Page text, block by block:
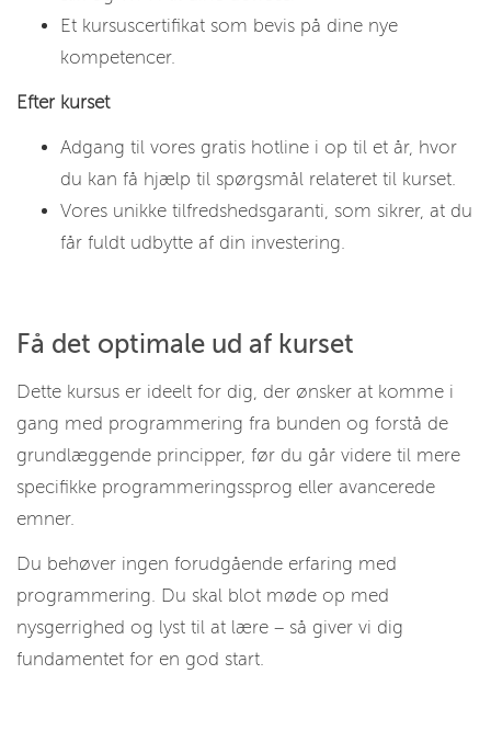
Et kursuscertifikat som bevis på dine nye
kompetencer.
Efter kurset
Adgang til vores gratis hotline i op til et år, hvor
du kan få hjælp til spørgsmål relateret til kurset.
Vores unikke tilfredshedsgaranti, som sikrer, at du
får fuldt udbytte af din investering.
Få det optimale ud af kurset
Dette kursus er ideelt for dig, der ønsker at komme i
gang med programmering fra bunden og forstå de
grundlæggende principper, før du går videre til mere
specifikke programmeringssprog eller avancerede
emner.
Du behøver ingen forudgående erfaring med
programmering. Du skal blot møde op med
nysgerrighed og lyst til at lære – så giver vi dig
fundamentet for en god start.